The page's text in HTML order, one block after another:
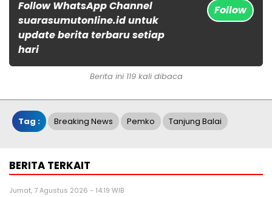
Follow WhatsApp Channel
suarasumutonline.id untuk
update berita terbaru setiap
hari
Follow
Berita ini 119 kali dibaca
Tag : Breaking News Pemko Tanjung Balai
BERITA TERKAIT
Jumat, 7 Agustus 2026 - 14:19 WIB